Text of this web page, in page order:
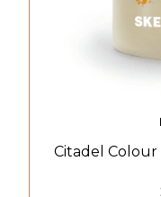
Citadel